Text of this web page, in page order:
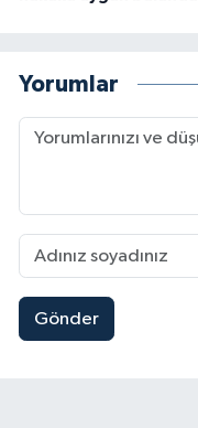
Yorumlar
Gönder